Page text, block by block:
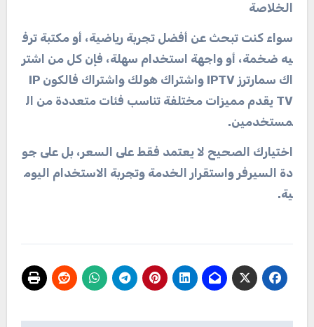
الخلاصة
سواء كنت تبحث عن أفضل تجربة رياضية، أو مكتبة ترف
يه ضخمة، أو واجهة استخدام سهلة، فإن كل من اشتر
اك سمارترز واشتراك هولك واشتراك فالكون IP
TV يقدم مميزات مختلفة تناسب فئات متعددة من ال
مستخدمين.
اختيارك الصحيح لا يعتمد فقط على السعر، بل على جو
دة السيرفر واستقرار الخدمة وتجربة الاستخدام اليوم
ية.